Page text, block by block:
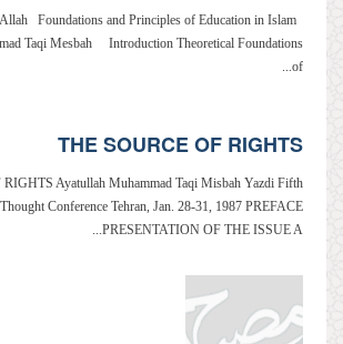
Foundations and Principles of Education in Islam
Taqi Mesbah Introduction Theoretical Foundations
of...
THE SOURCE OF RIGHTS
Ayatullah Muhammad Taqi Misbah Yazdi Fifth
Conference Tehran, Jan. 28-31, 1987 PREFACE
PRESENTATION OF THE ISSUE A...